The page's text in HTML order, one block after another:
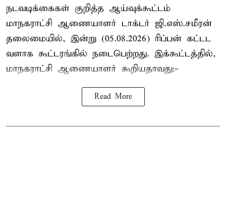
நடவடிக்கைகள் குறித்த ஆய்வுக்கூட்டம்
மாநகராட்சி ஆணையாளர் டாக்டர் ஜி.எஸ்.சமீரன்
தலைமையில், இன்று (05.08.2026) ரிப்பன் கட்டட
வளாக கூட்டரங்கில் நடைபெற்றது. இக்கூட்டத்தில்,
மாநகராட்சி ஆணையாளர் கூறியதாவது:-
Read More